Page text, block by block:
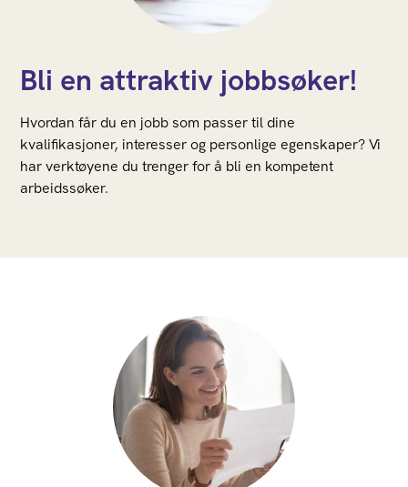
Bli en attraktiv jobbsøker!
Hvordan får du en jobb som passer til dine
kvalifikasjoner, interesser og personlige egenskaper? Vi
har verktøyene du trenger for å bli en kompetent
arbeidssøker.